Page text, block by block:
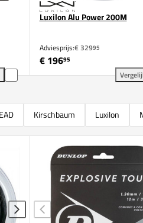
Luxilon Alu Power 200M
Adviesprijs:€ 32995
€ 19695
Kirschbaum Luxilon